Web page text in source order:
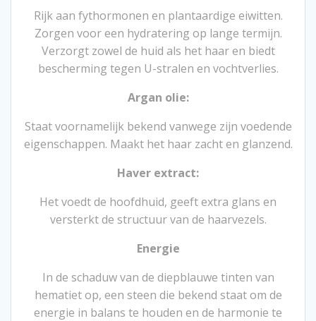
Rijk aan fythormonen en plantaardige eiwitten.
Zorgen voor een hydratering op lange termijn.
Verzorgt zowel de huid als het haar en biedt
bescherming tegen U-stralen en vochtverlies.
Argan olie:
Staat voornamelijk bekend vanwege zijn voedende
eigenschappen. Maakt het haar zacht en glanzend.
Haver extract:
Het voedt de hoofdhuid, geeft extra glans en
versterkt de structuur van de haarvezels.
Energie
In de schaduw van de diepblauwe tinten van
hematiet op, een steen die bekend staat om de
energie in balans te houden en de harmonie te